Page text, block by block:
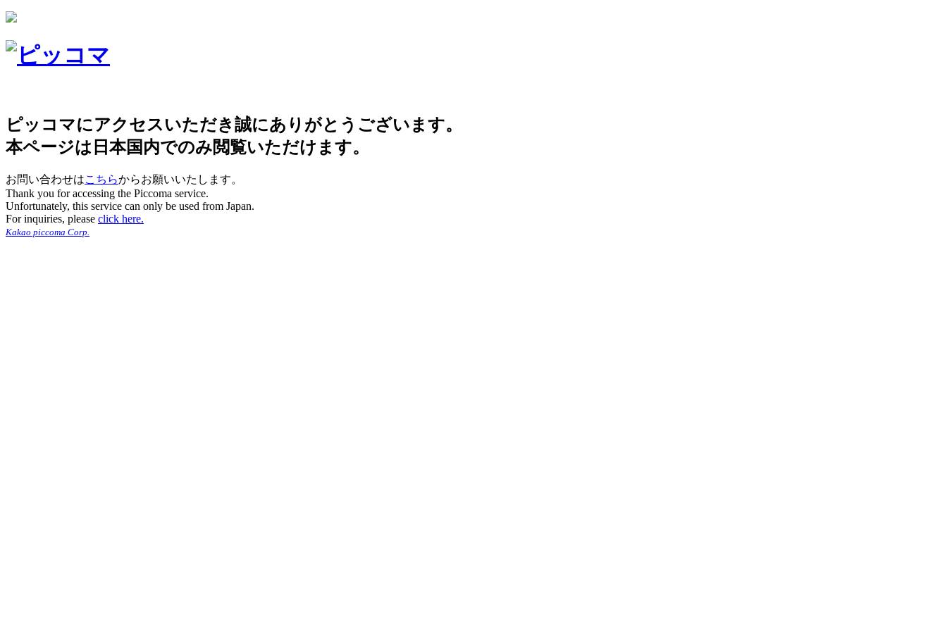
ピッコマにアクセスいただき誠にありがとうございます。
本ページは日本国内でのみ閲覧いただけます。
お問い合わせはこちらからお願いいたします。
Thank you for accessing the Piccoma service.
Unfortunately, this service can only be used from Japan.
For inquiries, please click here.
Kakao piccoma Corp.